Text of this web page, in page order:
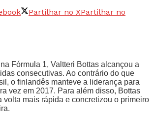
Partilhar no XPartilhar no
Fórmula 1, Valtteri Bottas alcançou a
consecutivas. Ao contrário do que
o finlandês manteve a liderança para
vez em 2017. Para além disso, Bottas
volta mais rápida e concretizou o primeiro